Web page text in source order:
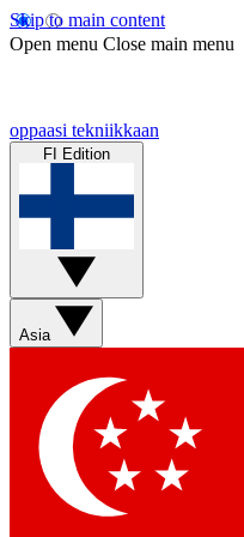
Skip to main content
Open menu Close main menu
oppaasi tekniikkaan
FI Edition
Asia